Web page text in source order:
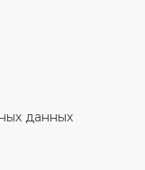
данных